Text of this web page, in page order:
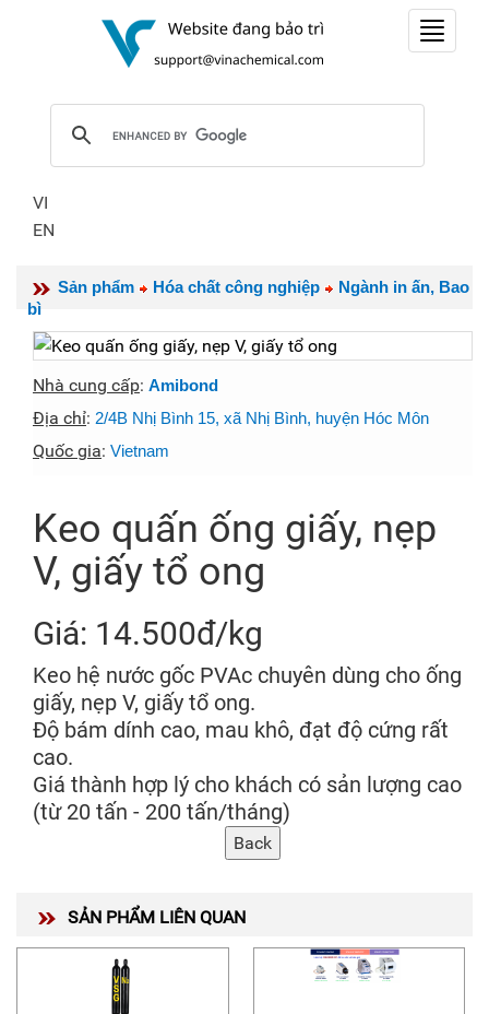
Toggle
VI
EN
Sản phẩm Hóa chất công nghiệp
Ngành in ấn, Bao
bì
Nhà cung cấp: Amibond
Địa chỉ: 2/4B Nhị Bình 15, xã Nhị Bình, huyện Hóc Môn
Quốc gia: Vietnam
Keo quấn ống giấy, nẹp
V, giấy tổ ong
Giá: 14.500đ/kg
Keo hệ nước gốc PVAc chuyên dùng cho ống
giấy, nẹp V, giấy tổ ong.
Độ bám dính cao, mau khô, đạt độ cứng rất
cao.
Giá thành hợp lý cho khách có sản lượng cao
(từ 20 tấn - 200 tấn/tháng)
SẢN PHẨM LIÊN QUAN